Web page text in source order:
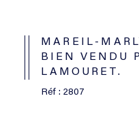
MAREIL-
BIEN VENDU
LAMOURET.
Réf : 2807